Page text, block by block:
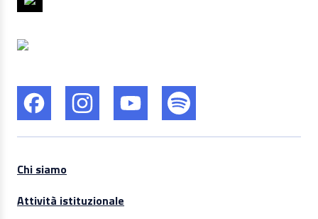
Chi siamo
Attività istituzionale